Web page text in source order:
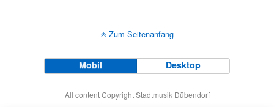
Zum Seitenanfang
Mobil Desktop
All content Copyright Stadtmusik Dübendorf